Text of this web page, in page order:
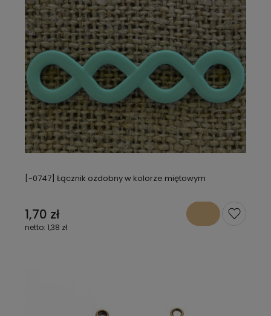
[-0747] Łącznik ozdobny w kolorze miętowym
1,70 zł
1,38 zł